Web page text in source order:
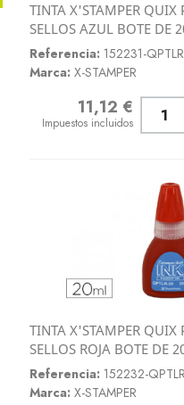
 Vista rápida
TINTA X'STAMPER QUIX
SELLOS AZUL BOTE DE
Referencia: 152231-
Marca: X-STAMPER
11,12 €
Impuestos incluidos
Vista rápida
TINTA X'STAMPER QUIX
SELLOS ROJA BOTE DE
Referencia: 152232-
Marca: X-STAMPER